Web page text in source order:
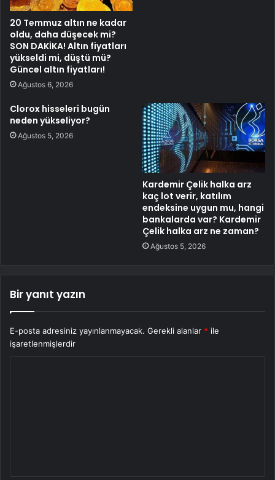
20 Temmuz altın ne kadar
oldu, daha düşecek mi?
SON DAKİKA! Altın fiyatları
yükseldi mi, düştü mü?
Güncel altın fiyatları!
Ağustos 6, 2026
Clorox hisseleri bugün
neden yükseliyor?
Ağustos 5, 2026
Kardemir Çelik halka arz
kaç lot verir, katılım
endeksine uygun mu, hangi
bankalarda var? Kardemir
Çelik halka arz ne zaman?
Ağustos 5, 2026
Bir yanıt yazın
E-posta adresiniz yayınlanmayacak. Gerekli alanlar * ile
işaretlenmişlerdir